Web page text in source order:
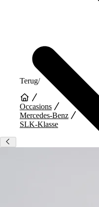
Terug/
Occasions
Mercedes-Benz
SLK-Klasse